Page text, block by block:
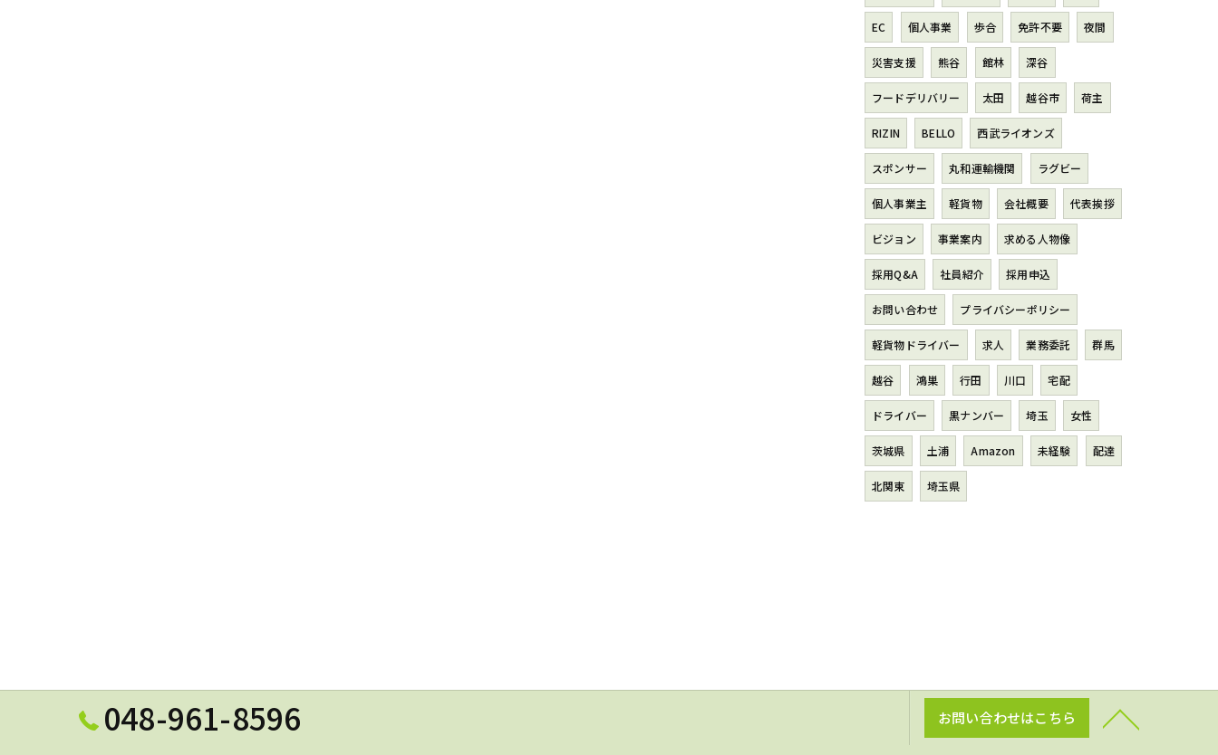
EC 個人事業 歩合 免許不要 夜間
災害支援 熊谷 館林 深谷
フードデリバリー 太田 越谷市 荷主
RIZIN BELLO 西武ライオンズ
スポンサー 丸和運輸機関 ラグビー
個人事業主 軽貨物 会社概要 代表挨拶
ビジョン 事業案内 求める人物像
採用Q&A 社員紹介 採用申込
お問い合わせ プライバシーポリシー
軽貨物ドライバー 求人 業務委託 群馬
越谷 鴻巣 行田 川口 宅配
ドライバー 黒ナンバー 埼玉 女性
茨城県 土浦 Amazon 未経験 配達
北関東 埼玉県
048-961-8596 お問い合わせはこちら